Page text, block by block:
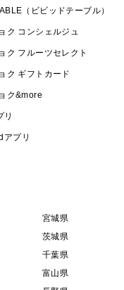
（ビビッドテーブル）
ク コンシェルジュ
ク フルーツセレクト
ク ギフトカード
ク&more
リ
アプリ
宮城県
茨城県
千葉県
富山県